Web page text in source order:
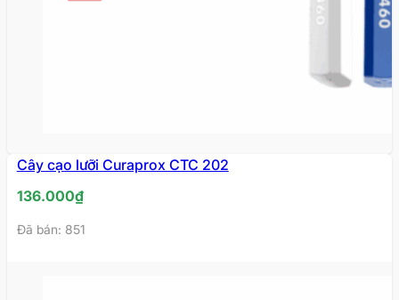
Cây cạo lưỡi Curaprox CTC 202
136.000₫
Đã bán: 851